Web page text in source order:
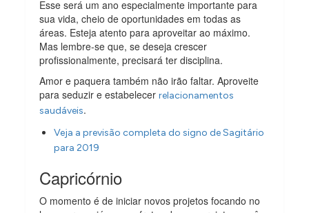
Esse será um ano especialmente importante para
sua vida, cheio de oportunidades em todas as
áreas. Esteja atento para aproveitar ao máximo.
Mas lembre-se que, se deseja crescer
profissionalmente, precisará ter disciplina.
Amor e paquera também não irão faltar. Aproveite
para seduzir e estabelecerrelacionamentos
saudáveis.
Veja a previsão completa do signo de Sagitário
para 2019
Capricórnio
O momento é de iniciar novos projetos focando no